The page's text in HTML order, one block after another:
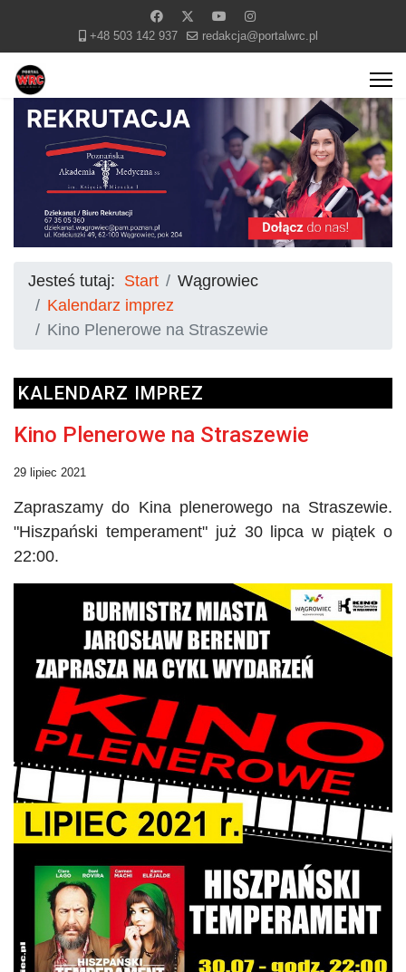
+48 503 142 937 redakcja@portalwrc.pl
Jesteś tutaj: Start
Wągrowiec
Kalendarz imprez
Kino Plenerowe na Straszewie
KALENDARZ IMPREZ
Kino Plenerowe na Straszewie
29 lipiec 2021
Zapraszamy do Kina plenerowego na Straszewie.
"Hiszpański temperament" już 30 lipca w piątek o
22:00.